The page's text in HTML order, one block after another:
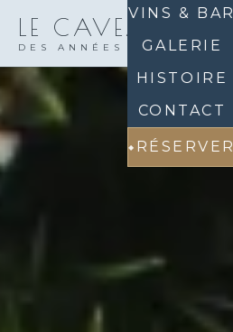
LE CAVEAU 30
DES ANNÉES · CANNES
VINS & BAR
GALERIE
HISTOIRE
CONTACT
RÉSERVER